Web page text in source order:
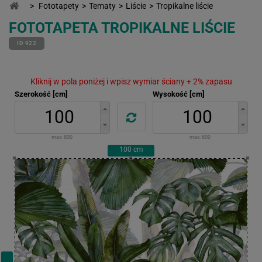
> Fototapety > Tematy > Liście > Tropikalne liście
FOTOTAPETA TROPIKALNE LIŚCIE
ID 922
Kliknij w pola poniżej i wpisz wymiar ściany + 2% zapasu
Szerokość [cm]
max: 800
Wysokość [cm]
max: 800
100 cm